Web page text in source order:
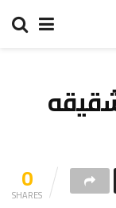
0
SHARES